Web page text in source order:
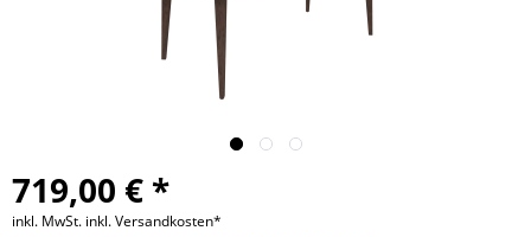
719,00 € *
inkl. MwSt. inkl. Versandkosten*